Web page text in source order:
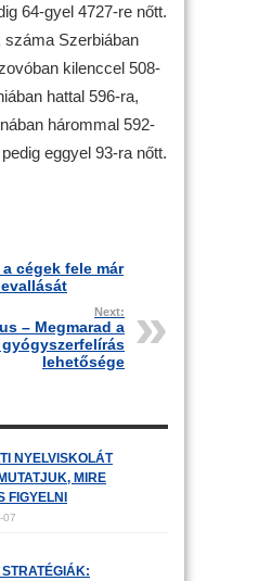
64-gyel 4727-re nőtt.
száma Szerbiában
kilenccel 508-
hattal 596-ra,
hárommal 592-
eggyel 93-ra nőtt.
cégek fele már
Next:
– Megmarad a
lehetősége
NYELVISKOLÁT
MIRE
FIGYELNI
07